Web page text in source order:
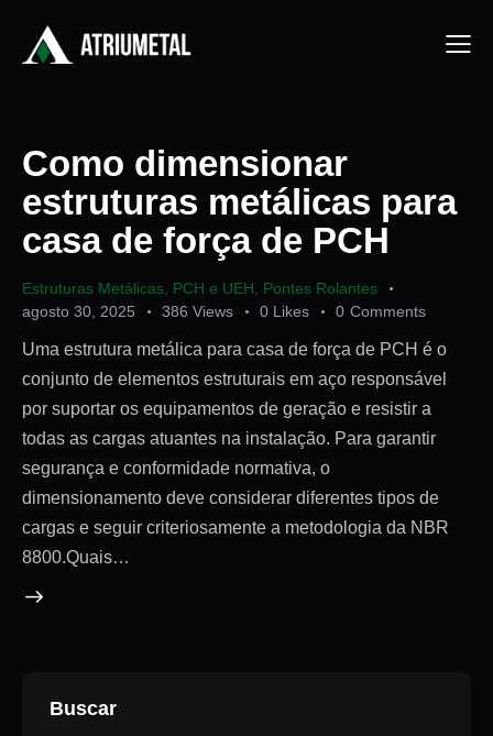
Como dimensionar
estruturas metálicas para
casa de força de PCH
Estruturas Metálicas PCH e UEH
Pontes Rolantes
agosto 30, 2025
386 Views 0 Likes 0 Comments
Uma estrutura metálica para casa de força de PCH é o
conjunto de elementos estruturais em aço responsável
por suportar os equipamentos de geração e resistir a
todas as cargas atuantes na instalação. Para garantir
segurança e conformidade normativa, o
dimensionamento deve considerar diferentes tipos de
cargas e seguir criteriosamente a metodologia da NBR
8800.Quais…
Buscar